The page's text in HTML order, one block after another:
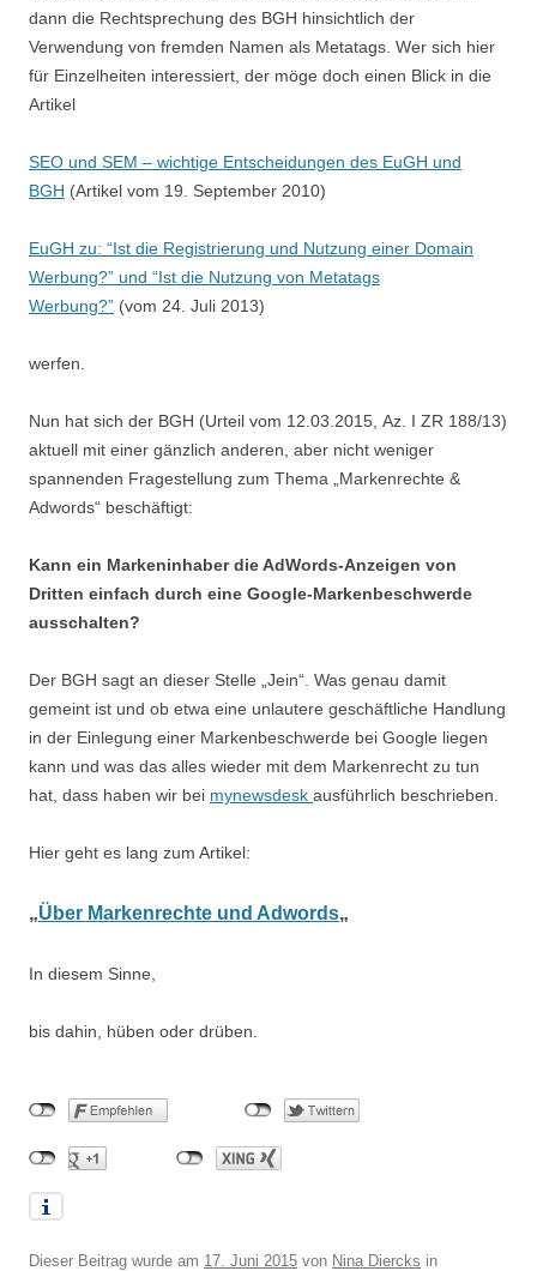
dann die Rechtsprechung des BGH hinsichtlich der
Verwendung von fremden Namen als Metatags. Wer sich hier
für Einzelheiten interessiert, der möge doch einen Blick in die
Artikel
SEO und SEM – wichtige Entscheidungen des EuGH und
BGH (Artikel vom 19. September 2010)
EuGH zu: “Ist die Registrierung und Nutzung einer Domain
Werbung?” und “Ist die Nutzung von Metatags
Werbung?” (vom 24. Juli 2013)
werfen.
Nun hat sich der BGH (Urteil vom 12.03.2015, Az. I ZR 188/13)
aktuell mit einer gänzlich anderen, aber nicht weniger
spannenden Fragestellung zum Thema „Markenrechte &
Adwords“ beschäftigt:
Kann ein Markeninhaber die AdWords-Anzeigen von
Dritten einfach durch eine Google-Markenbeschwerde
ausschalten?
Der BGH sagt an dieser Stelle „Jein“. Was genau damit
gemeint ist und ob etwa eine unlautere geschäftliche Handlung
in der Einlegung einer Markenbeschwerde bei Google liegen
kann und was das alles wieder mit dem Markenrecht zu tun
hat, dass haben wir bei mynewsdesk ausführlich beschrieben.
Hier geht es lang zum Artikel:
„Über Markenrechte und Adwords„
In diesem Sinne,
bis dahin, hüben oder drüben.
Dieser Beitrag wurde am 17. Juni 2015 von Nina Diercks in